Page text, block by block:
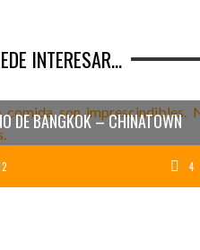
INTERESAR...
DE BANGKOK – CHINATOWN
4